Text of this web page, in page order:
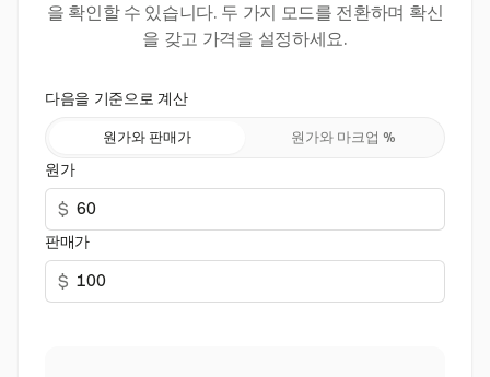
을 확인할 수 있습니다. 두 가지 모드를 전환하며 확신
을 갖고 가격을 설정하세요.
다음을 기준으로 계산
원가와 판매가 원가와 마크업 %
원가
$
판매가
$